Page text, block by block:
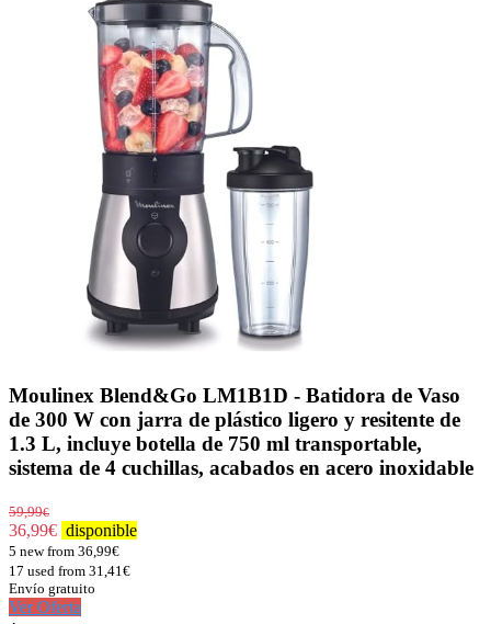
Moulinex Blend&Go LM1B1D - Batidora de Vaso
de 300 W con jarra de plástico ligero y resitente de
1.3 L, incluye botella de 750 ml transportable,
sistema de 4 cuchillas, acabados en acero inoxidable
59,99€
36,99€ disponible
5 new from 36,99€
17 used from 31,41€
Envío gratuito
Ver Oferta